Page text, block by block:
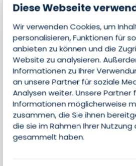
Diese Webseite
Wir verwenden Cookies, um
personalisieren, Funktionen für
anbieten zu können und die
Website zu analysieren.
Informationen zu Ihrer
an unsere Partner für soziale
Analysen weiter. Unsere Partner
Informationen möglicherweise
zusammen, die Sie ihnen
die sie im Rahmen Ihrer Nutzung
gesammelt haben.
Ihre Daten sind bei uns
den uns übertragenen
und welche Schritte Sie
einleiten können,
Weiterlesen